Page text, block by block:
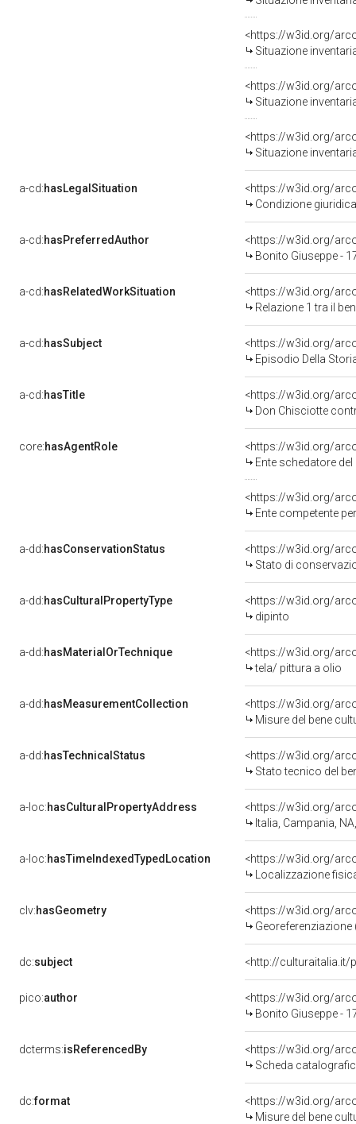
<https://w3id.org/
Situazione
<https://w3id.org/
Situazione
<https://w3id.org/
Situazione
a-cd:hasLegalSituation
<https://w3id.org/
Condizione
a-cd:hasPreferredAuthor
<https://w3id.org/
Bonito Giuseppe -
a-cd:hasRelatedWorkSituation
<https://w3id.org/
Relazione 1 tra il
a-cd:hasSubject
<https://w3id.org/
Episodio Della
a-cd:hasTitle
<https://w3id.org/
Don Chisciotte
core:hasAgentRole
<https://w3id.org/
Ente schedatore del
<https://w3id.org/
Ente competente per
a-dd:hasConservationStatus
<https://w3id.org/
Stato di
a-dd:hasCulturalPropertyType
<https://w3id.org/
dipinto
a-dd:hasMaterialOrTechnique
<https://w3id.org/
tela/ pittura a olio
a-dd:hasMeasurementCollection
<https://w3id.org/
Misure del bene
a-dd:hasTechnicalStatus
<https://w3id.org/
Stato tecnico del
a-loc:hasCulturalPropertyAddress
<https://w3id.org/
Italia, Campania,
a-loc:hasTimeIndexedTypedLocation
<https://w3id.org/
Localizzazione
clv:hasGeometry
<https://w3id.org/
dc:subject <http://culturaitalia.it/
pico:author
<https://w3id.org/
Bonito Giuseppe -
dcterms:isReferencedBy
<https://w3id.org/
Scheda
dc:format
<https://w3id.org/
Misure del bene